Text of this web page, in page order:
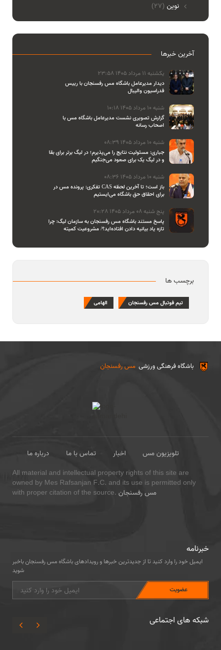
نوین (27)
آخرین خبرها
یکشنبه 11 مرداد 1405 23:58
دیدار مدیرعامل باشگاه مس رفسنجان با رییس
فدراسیون والیبال
شنبه 10 مرداد 1405 10:18
گزارش تصویری نشست مدیرعامل باشگاه مس با
اصحاب رسانه
شنبه 10 مرداد 1405 08:39
جباری: مسئولیت نتایج را می‌پذیرم؛ در لیگ برتر برای بقا
و در لیگ یک برای صعود می‌جنگیم
شنبه 10 مرداد 1405 08:36
تفکری: پرونده مس در CAS باز است؛ تا آخرین لحظه
برای احقاق حق باشگاه می‌ایستیم
پنج شنبه 08 مرداد 1405 20:28
پاسخ مستند باشگاه مس رفسنجان به سازمان لیگ: چرا
تازه یاد بیانیه دادن افتاده‌اید؟/ مشروعیت کمیته
برچسب ها
تیم فوتبال مس رفسنجان الهامی
مس رفسنجان باشگاه فرهنگی ورزشی
درباره ما تماس با ما اخبار
تلویزیون مس
All material and intellectual property rights of this site are
owned by Mes Rafsanjan F.C. and its use is permitted only
with proper citation of the source. مس رفسنجان
خبرنامه
ایمیل خود را وارد کنید تا از جدیدترین خبرها و رویدادهای باشگاه مس رفسنجان باخبر
شوید
شبکه های اجتماعی